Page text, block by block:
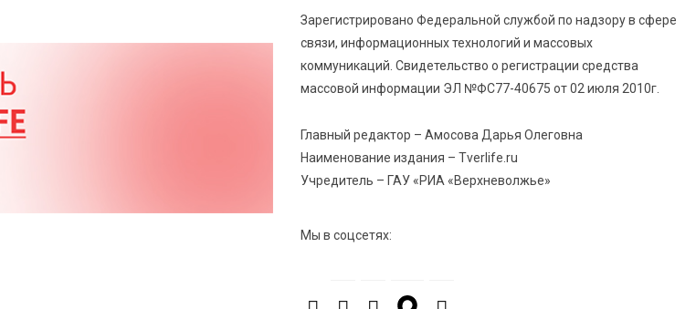
5 Авг 2026 21:02 394
От детских площадок до спортивных арен: в
Калининском округе подвели итоги программы
поддержки местных инициатив
5 Авг 2026 20:02
Большая гонка на Волге: 8 августа Калязин станет
центром всероссийского велоспорта
5 Авг 2026 19:02
Зарегистрировано Федеральной службой по надзору в сфере
связи, информационных технологий и массовых
коммуникаций. Свидетельство о регистрации средства
массовой информации ЭЛ №ФС77-40675 от 02 июля 2010г.
Главный редактор – Амосова Дарья Олеговна
Наименование издания – Tverlife.ru
Учредитель – ГАУ «РИА «Верхневолжье»
Мы в соцсетях: